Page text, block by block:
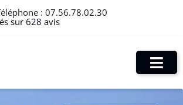
: 07.56.78.02.30
sur 628 avis